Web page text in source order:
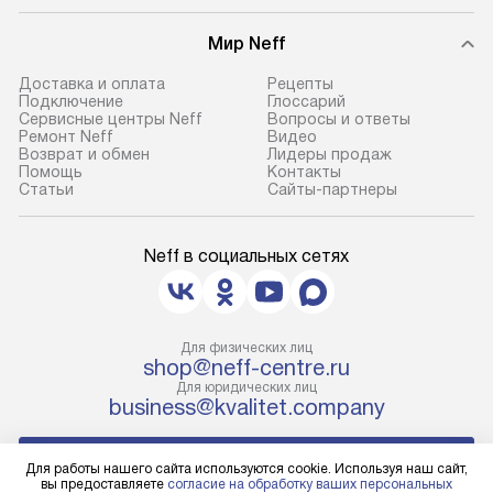
В оговоренный день служба
прибор до подъезда. Если
требуется переместить прибор
до двери квартиры или до места
установки, пожалуйста,
предварительно уточните это
взимается дополнительная плата.
Важно учесть, что если габариты
прибора не позволяют пронести
то сотрудники транспортной
службы не могут демонтировать
дверцы, ручки или другие
выступающие элементы, так как это
может привести к отказу
Готовые
к водопроводу,
точке слива, в
подключение
подключается
коммуникациям.
первый запуск и
Мир Neff
Доставка и оплата
Подключение
Сервисные центры Neff
Ремонт Neff
Возврат и обмен
Помощь
Статьи
Рецепты
Глоссарий
Вопросы и ответы
Видео
Лидеры продаж
Контакты
Сайты-партнеры
Neff в социальных сетях
Для физических лиц
shop@neff-centre.ru
Для юридических лиц
business@kvalitet.company
Для работы нашего сайта используются cookie. Используя наш сайт,
вы предоставляете согласие на обработку ваших персональных